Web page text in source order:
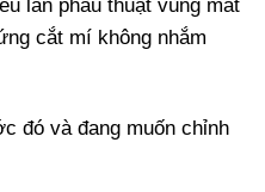
lần phẫu thuật vùng mắt
cắt mí không nhắm
đó và đang muốn chỉnh